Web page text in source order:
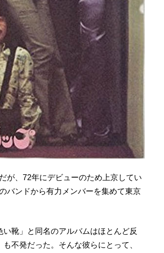
が、72年にデビューのため上京してい
バンドから有力メンバーを集めて東京
靴」と同名のアルバムはほとんど反
不発だった。そんな彼らにとって、